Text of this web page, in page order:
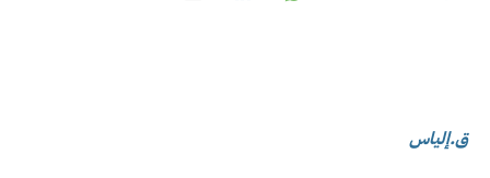
ق.إلياس